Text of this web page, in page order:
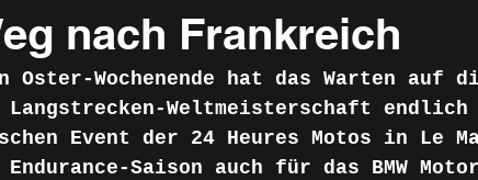
nach Frankreich
Oster-Wochenende hat das Warten auf
Weltmeisterschaft
Event der 24 Heures Motos in Le
Saison auch für das BMW